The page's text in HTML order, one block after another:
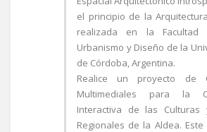
el principio de la
realizada en la Facultad
Urbanismo y Diseño de la
de Córdoba, Argentina.
Realice un proyecto de
Multimediales para la
Interactiva de las Culturas
Regionales de la Aldea.